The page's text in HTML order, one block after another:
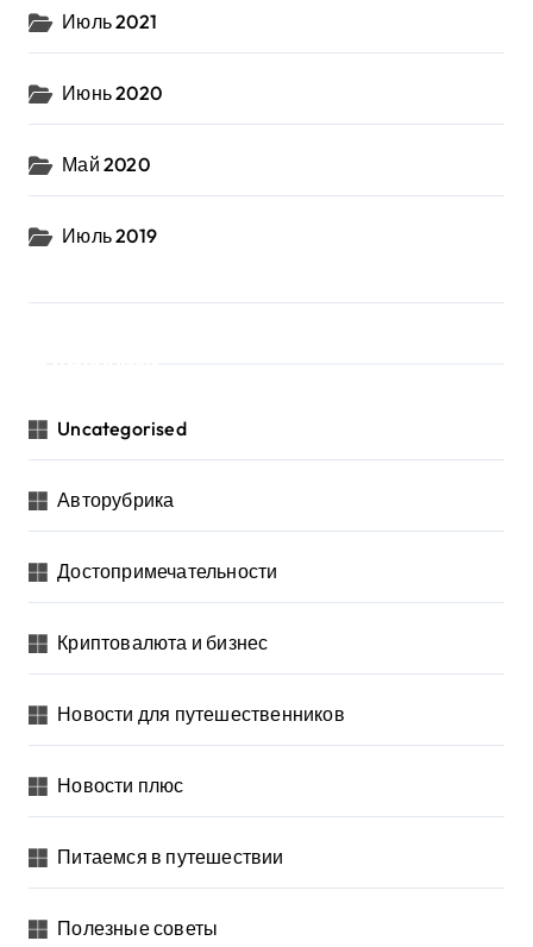
Июль 2021
Июнь 2020
Май 2020
Июль 2019
Uncategorised
Авторубрика
Достопримечательности
Криптовалюта и бизнес
Новости для путешественников
Новости плюс
Питаемся в путешествии
Полезные советы